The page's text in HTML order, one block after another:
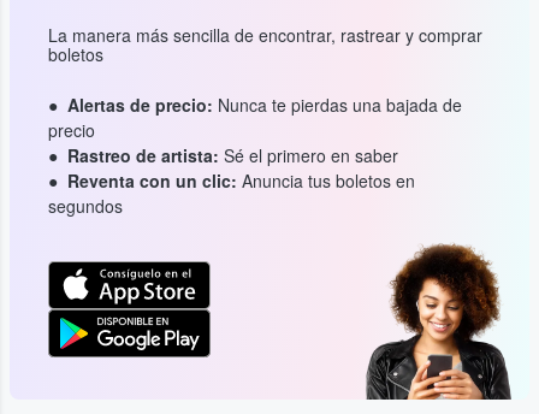
La manera más sencilla de encontrar, rastrear y comprar
boletos
Alertas de precio: Nunca te pierdas una bajada de
precio
Rastreo de artista: Sé el primero en saber
Reventa con un clic: Anuncia tus boletos en
segundos